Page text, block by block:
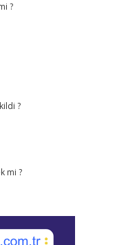
?
?
mi ?